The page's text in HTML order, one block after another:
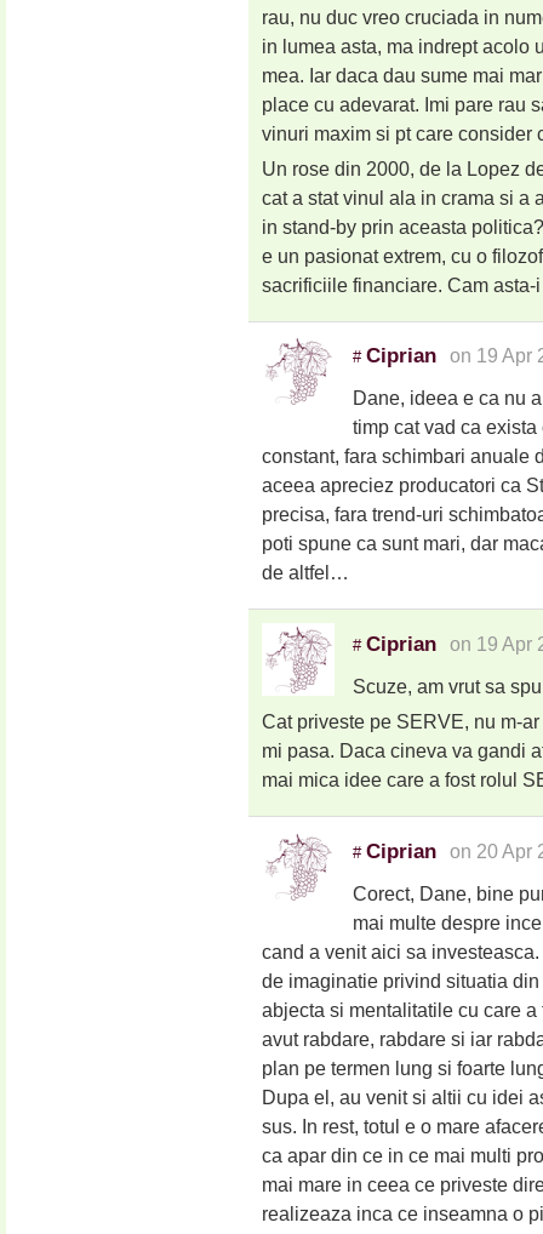
rau, nu duc vreo cruciada in
in lumea asta, ma indrept acolo
mea. Iar daca dau sume mai
place cu adevarat. Imi pare rau
vinuri maxim si pt care consider
Un rose din 2000, de la Lopez
cat a stat vinul ala in crama si a
in stand-by prin aceasta
e un pasionat extrem, cu o
sacrificiile financiare. Cam
# Ciprian on 19 Apr
Dane, ideea e ca nu
timp cat vad ca
constant, fara schimbari anuale
aceea apreciez producatori ca
precisa, fara trend-uri
poti spune ca sunt mari, dar
de altfel…
# Ciprian on 19 Apr
Scuze, am vrut sa
Cat priveste pe SERVE, nu m-
mi pasa. Daca cineva va gandi
mai mica idee care a fost rolul
# Ciprian on 20 Apr
Corect, Dane, bine
mai multe despre
cand a venit aici sa
de imaginatie privind situatia
abjecta si mentalitatile cu care
avut rabdare, rabdare si iar
plan pe termen lung si foarte
Dupa el, au venit si altii cu idei
sus. In rest, totul e o mare
ca apar din ce in ce mai multi
mai mare in ceea ce priveste
realizeaza inca ce inseamna o